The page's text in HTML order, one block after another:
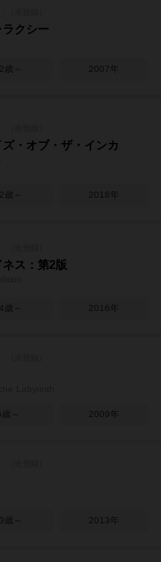
クシー
歳～ 2007年
・オブ・ザ・インカ
歳～ 2018年
ス：第2版
歳～ 2016年
6歳～ 2009年
歳～ 2013年